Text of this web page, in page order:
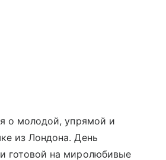
о молодой, упрямой и
из Лондона. День
готовой на миролюбивые